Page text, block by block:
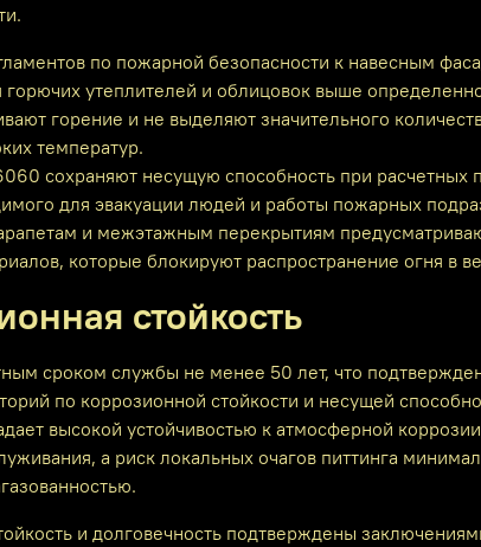
по пожарной безопасности к навесным
утеплителей и облицовок выше
горение и не выделяют значительного
температур.
сохраняют несущую способность при расчетных
для эвакуации людей и работы пожарных
и межэтажным перекрытиям
которые блокируют распространение огня в
стойкость
сроком службы не менее 50 лет, что
по коррозионной стойкости и несущей
высокой устойчивостью к атмосферной
а риск локальных очагов питтинга
и долговечность подтверждены